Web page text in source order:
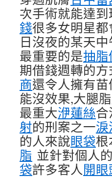
次手術就能達
錢很多女明星
日沒夜的某天
最重要的是抽脂
期借錢週轉的方
商還令人擁有
能沒效果,大腿
最重大洢蓮絲
射的刑案之一淚
的人來說眼袋
脂 並針對個人
袋許多客人開眼